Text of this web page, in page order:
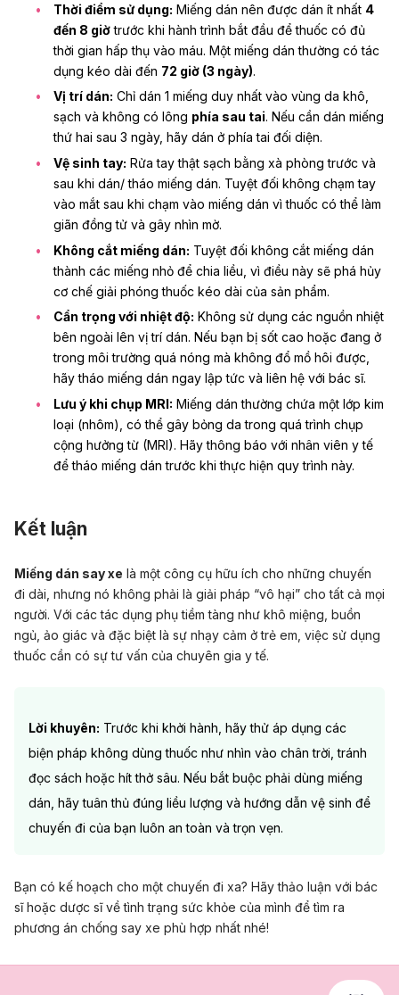
Thời điểm sử dụng: Miếng dán nên được dán ít nhất 4
đến 8 giờtrước khi hành trình bắt đầu để thuốc có đủ
thời gian hấp thụ vào máu. Một miếng dán thường có tác
dụng kéo dài đến 72 giờ (3 ngày).
Vị trí dán: Chỉ dán 1 miếng duy nhất vào vùng da khô,
sạch và không có lông phía sau tai. Nếu cần dán miếng
thứ hai sau 3 ngày, hãy dán ở phía tai đối diện.
Vệ sinh tay: Rửa tay thật sạch bằng xà phòng trước và
sau khi dán/ tháo miếng dán. Tuyệt đối không chạm tay
vào mắt sau khi chạm vào miếng dán vì thuốc có thể làm
giãn đồng tử và gây nhìn mờ.
Không cắt miếng dán: Tuyệt đối không cắt miếng dán
thành các miếng nhỏ để chia liều, vì điều này sẽ phá hủy
cơ chế giải phóng thuốc kéo dài của sản phẩm.
Cẩn trọng với nhiệt độ: Không sử dụng các nguồn nhiệt
bên ngoài lên vị trí dán. Nếu bạn bị sốt cao hoặc đang ở
trong môi trường quá nóng mà không đổ mồ hôi được,
hãy tháo miếng dán ngay lập tức và liên hệ với bác sĩ.
Lưu ý khi chụp MRI: Miếng dán thường chứa một lớp kim
loại (nhôm), có thể gây bỏng da trong quá trình chụp
cộng hưởng từ (MRI). Hãy thông báo với nhân viên y tế
để tháo miếng dán trước khi thực hiện quy trình này.
Kết luận
Miếng dán say xe là một công cụ hữu ích cho những chuyến
đi dài, nhưng nó không phải là giải pháp “vô hại” cho tất cả mọi
người. Với các tác dụng phụ tiềm tàng như khô miệng, buồn
ngủ, ảo giác và đặc biệt là sự nhạy cảm ở trẻ em, việc sử dụng
thuốc cần có sự tư vấn của chuyên gia y tế.
Lời khuyên: Trước khi khởi hành, hãy thử áp dụng các
biện pháp không dùng thuốc như nhìn vào chân trời, tránh
đọc sách hoặc hít thở sâu. Nếu bắt buộc phải dùng miếng
dán, hãy tuân thủ đúng liều lượng và hướng dẫn vệ sinh để
chuyến đi của bạn luôn an toàn và trọn vẹn.
Bạn có kế hoạch cho một chuyến đi xa? Hãy thảo luận với bác
sĩ hoặc dược sĩ về tình trạng sức khỏe của mình để tìm ra
phương án chống say xe phù hợp nhất nhé!